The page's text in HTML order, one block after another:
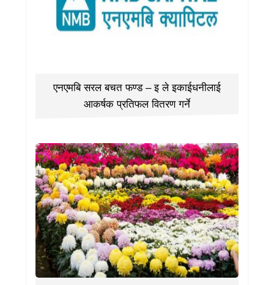
एनएमबि सरल बचत फण्ड – इ ले इकाईधनीलाई
आकर्षक प्रतिफल वितरण गर्ने